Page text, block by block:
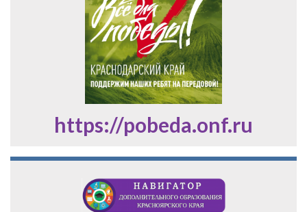
https://pobeda.onf.ru